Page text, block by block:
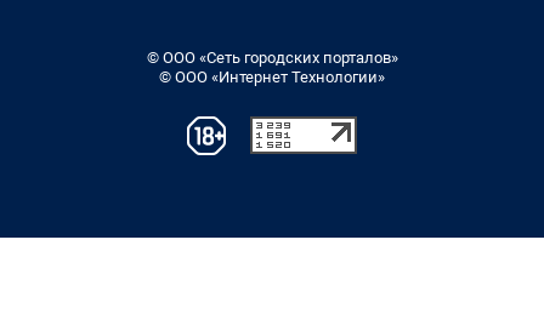
© ООО «Сеть городских порталов»
© ООО «Интернет Технологии»